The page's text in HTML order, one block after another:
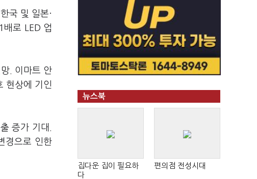
국 및 일본·
로 LED 업
. 이마트 안
현상에 기인
증가 기대.
경으로 인한
뉴스북
집다운 집이 필요하
다
편의점 전성시대